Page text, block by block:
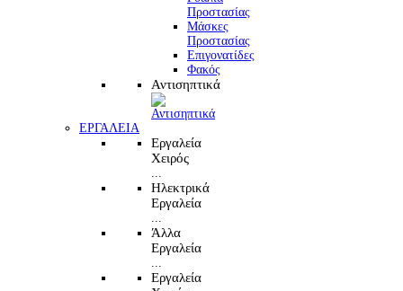
Προστασίας
Μάσκες
Προστασίας
Επιγονατίδες
Φακός
Αντισηπτικά
ΕΡΓΑΛΕΙΑ
Εργαλεία
Χειρός
...
Ηλεκτρικά
Εργαλεία
...
Άλλα
Εργαλεία
...
Εργαλεία